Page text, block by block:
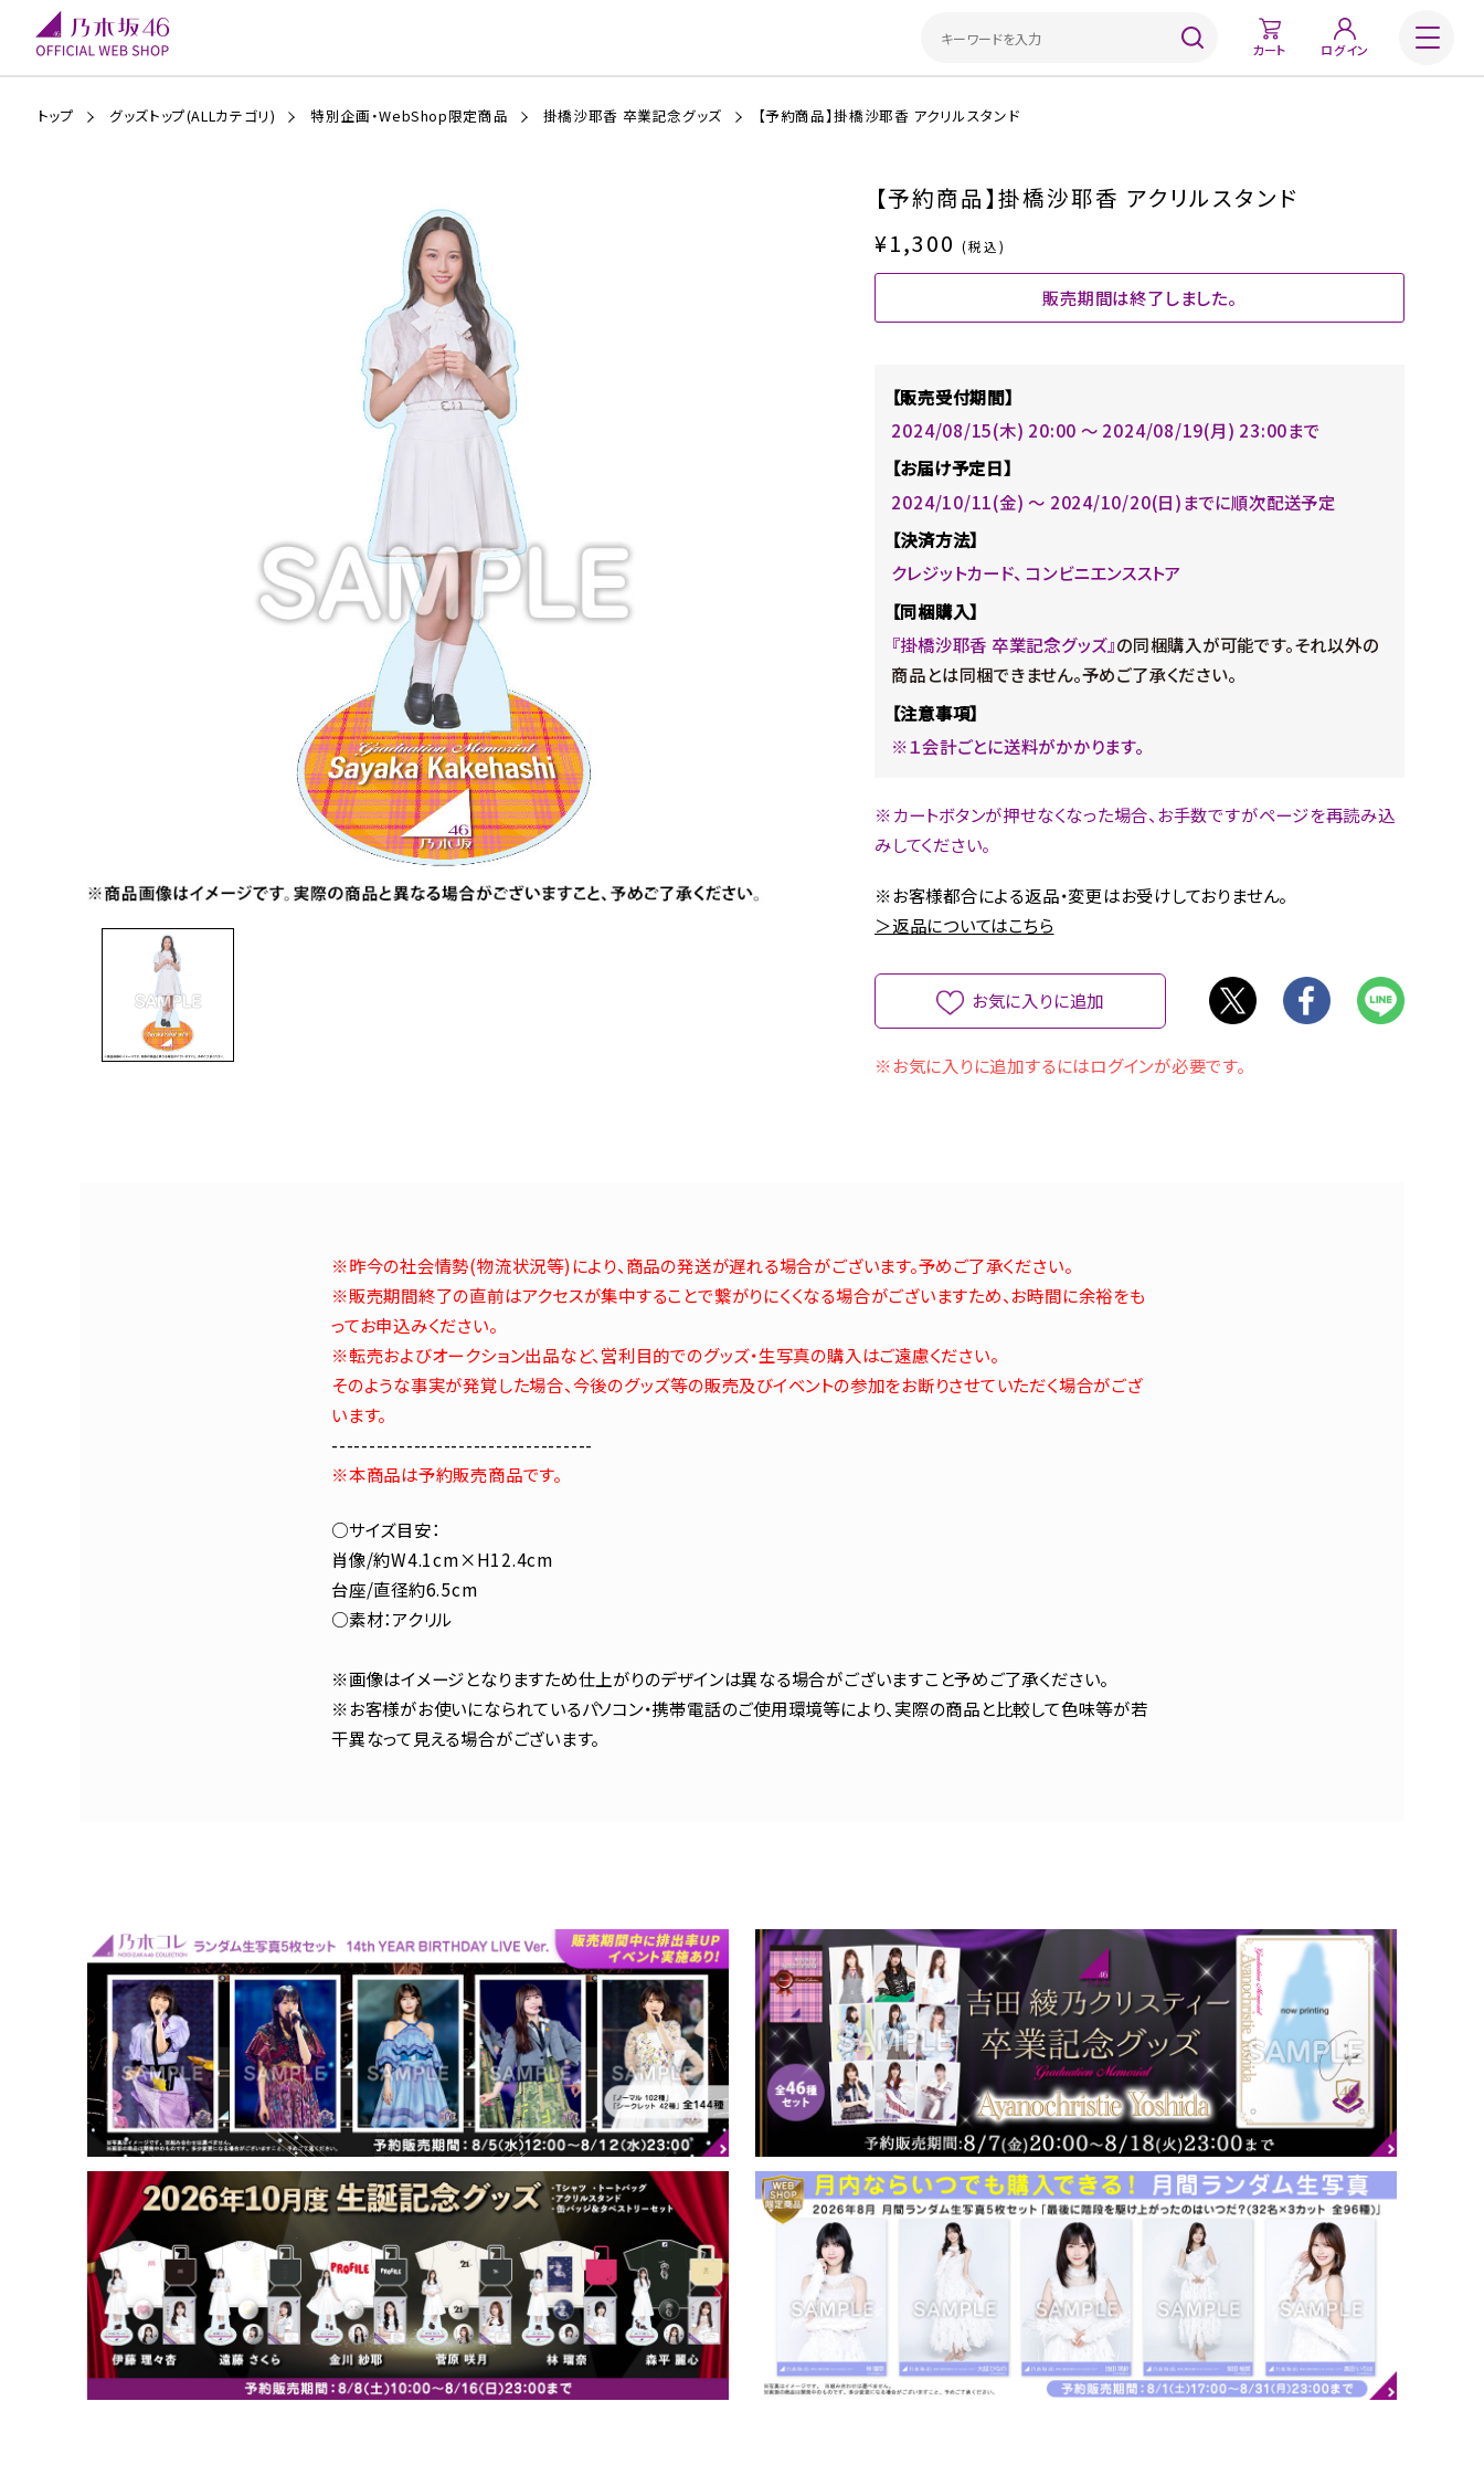
カート ログイン
トップ グッズトップ(ALLカテゴリ) 特別企画・WebShop限定商品 掛橋沙耶香 卒業記念グッズ 【予約商品】掛橋沙耶香 アクリルスタンド
【予約商品】掛橋沙耶香 アクリルスタンド
¥1,300 (税込)
販売期間は終了しました。
【販売受付期間】
2024/08/15(木) 20:00 〜 2024/08/19(月) 23:00まで
【お届け予定日】
2024/10/11(金) ～ 2024/10/20(日)までに順次配送予定
【決済方法】
クレジットカード、 コンビニエンスストア
【同梱購入】
『掛橋沙耶香 卒業記念グッズ』の同梱購入が可能です。それ以外の
商品とは同梱できません。予めご了承ください。
【注意事項】
※１会計ごとに送料がかかります。
※カートボタンが押せなくなった場合、お手数ですがページを再読み込
みしてください。
※お客様都合による返品・変更はお受けしておりません。
＞返品についてはこちら
お気に入りに追加
※お気に入りに追加するにはログインが必要です。
※昨今の社会情勢(物流状況等)により、商品の発送が遅れる場合がございます。予めご了承ください。
※販売期間終了の直前はアクセスが集中することで繋がりにくくなる場合がございますため、お時間に余裕をも
ってお申込みください。
※転売およびオークション出品など、営利目的でのグッズ・生写真の購入はご遠慮ください。
そのような事実が発覚した場合、今後のグッズ等の販売及びイベントの参加をお断りさせていただく場合がござ
います。
-----------------------------------
※本商品は予約販売商品です。
○サイズ目安：
肖像/約W4.1cm×H12.4cm
台座/直径約6.5cm
○素材：アクリル
※画像はイメージとなりますため仕上がりのデザインは異なる場合がございますこと予めご了承ください。
※お客様がお使いになられているパソコン・携帯電話のご使用環境等により、実際の商品と比較して色味等が若
干異なって見える場合がございます。